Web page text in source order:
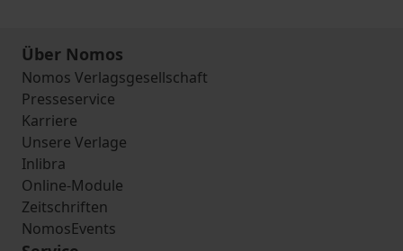
Über Nomos
Nomos Verlagsgesellschaft
Presseservice
Karriere
Unsere Verlage
Inlibra
Online-Module
Zeitschriften
NomosEvents